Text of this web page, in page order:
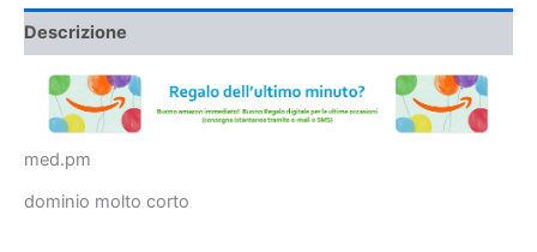
Descrizione
med.pm
dominio molto corto